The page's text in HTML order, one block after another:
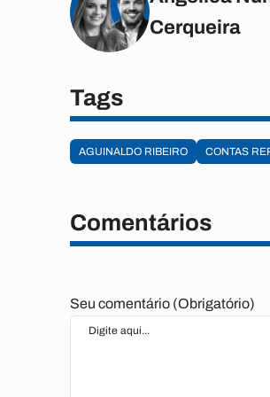
Cerqueira
Tags
AGUINALDO RIBEIRO CONTAS
Comentários
Seu comentário (Obrigatório)